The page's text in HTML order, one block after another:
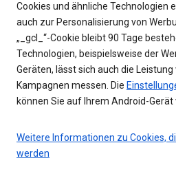
Cookies und ähnliche Technologien
auch zur Personalisierung von
„_gcl_“-Cookie bleibt 90 Tage
Technologien, beispielsweise der
Geräten, lässt sich auch die Leistung
Kampagnen messen. Die
können Sie auf Ihrem Android-Gerät
Weitere Informationen zu Cookies,
werden